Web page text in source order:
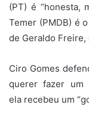
(PT) é “honesta,
Temer (PMDB) é
de Geraldo Freire,
Ciro Gomes
querer fazer um
ela recebeu um